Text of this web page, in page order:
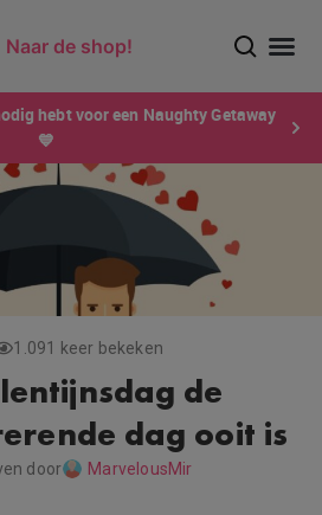
Naar de shop!
hebt voor een Naughty Getaway
💙
1.091 keer bekeken
de
dag ooit is
door MarvelousMir